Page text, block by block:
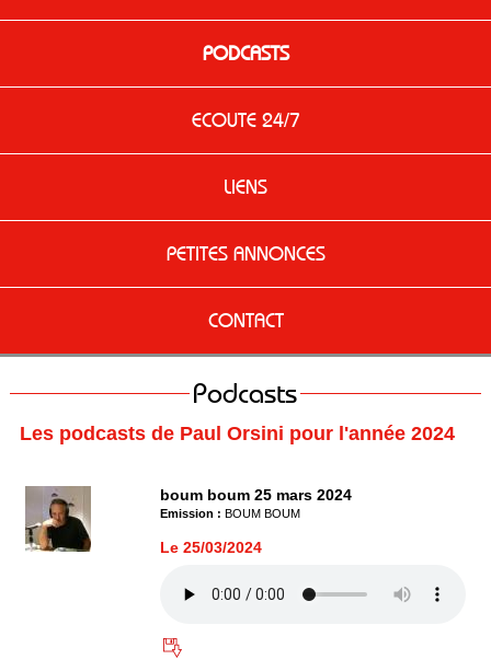
PODCASTS
ECOUTE 24/7
LIENS
PETITES ANNONCES
CONTACT
Podcasts
Les podcasts de Paul Orsini pour l'année 2024
boum boum 25 mars 2024
Emission : BOUM BOUM
Le 25/03/2024